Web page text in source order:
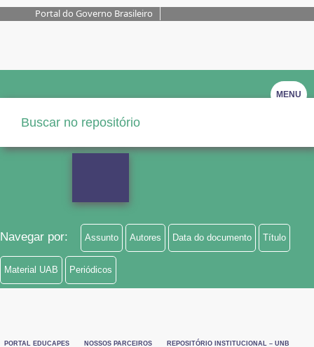
Portal do Governo Brasileiro
MENU
Navegar por: Assunto Autores Data do documento Título
Material UAB Periódicos
PORTAL EDUCAPES NOSSOS PARCEIROS REPOSITÓRIO INSTITUCIONAL – UNB